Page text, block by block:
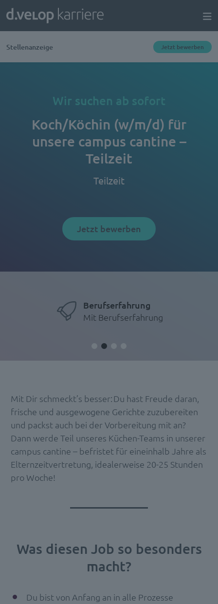
Stellenanzeige Jetzt bewerben
Wir suchen ab sofort
Koch/Köchin (w/m/d) für
unsere campus cantine –
Teilzeit
Teilzeit
Jetzt bewerben
Berufserfahrung
Mit Berufserfahrung
Mit Dir schmeckt’s besser: Du hast Freude daran,
frische und ausgewogene Gerichte zuzubereiten
und packst auch bei der Vorbereitung mit an?
Dann werde Teil unseres Küchen-Teams in unserer
campus cantine – befristet für eineinhalb Jahre als
Elternzeitvertretung, idealerweise 20-25 Stunden
pro Woche!
Was diesen Job so besonders
macht?
Du bist von Anfang an in alle Prozesse